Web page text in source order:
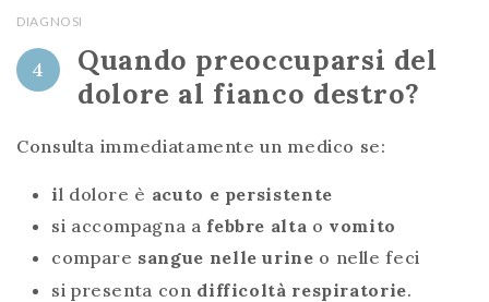
DIAGNOSI
4
Quando preoccuparsi del
dolore al fianco destro?
Consulta immediatamente un medico se:
il dolore è acuto e persistente
si accompagna a febbre alta o vomito
compare sangue nelle urine o nelle feci
si presenta con difficoltà respiratorie.